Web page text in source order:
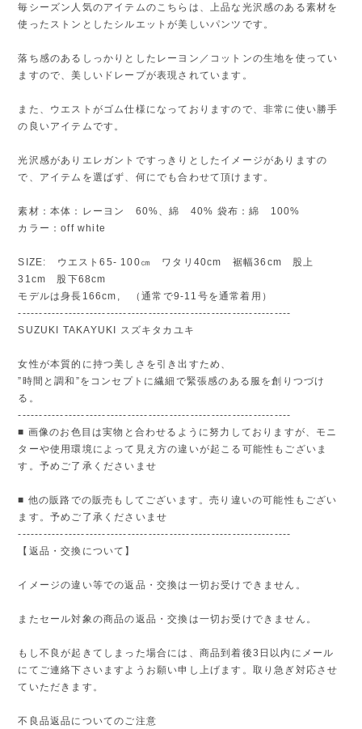
毎シーズン人気のアイテムのこちらは、上品な光沢感のある素材を
使ったストンとしたシルエットが美しいパンツです。
落ち感のあるしっかりとしたレーヨン／コットンの生地を使ってい
ますので、美しいドレープが表現されています。
また、ウエストがゴム仕様になっておりますので、非常に使い勝手
の良いアイテムです。
光沢感がありエレガントですっきりとしたイメージがありますの
で、アイテムを選ばず、何にでも合わせて頂けます。
素材：本体：レーヨン 60%、綿 40% 袋布：綿 100%
カラー：off white
SIZE: ウエスト65- 100㎝ ワタリ40cm 裾幅36cm 股上
31cm 股下68cm
モデルは身長166cm, （通常で9-11号を通常着用）
-----------------------------------------------------------------
SUZUKI TAKAYUKI スズキタカユキ
女性が本質的に持つ美しさを引き出すため、
”時間と調和”をコンセプトに繊細で緊張感のある服を創りつづけ
る。
-----------------------------------------------------------------
■ 画像のお色目は実物と合わせるように努力しておりますが、モニ
ターや使用環境によって見え方の違いが起こる可能性もございま
す。予めご了承くださいませ
■ 他の販路での販売もしてございます。売り違いの可能性もござい
ます。予めご了承くださいませ
-----------------------------------------------------------------
【返品・交換について】
イメージの違い等での返品・交換は一切お受けできません。
またセール対象の商品の返品・交換は一切お受けできません。
もし不良が起きてしまった場合には、商品到着後3日以内にメール
にてご連絡下さいますようお願い申し上げます。取り急ぎ対応させ
ていただきます。
不良品返品についてのご注意